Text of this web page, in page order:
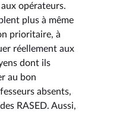
opérateurs.
plus à même
prioritaire, à
réellement aux
dont ils
au bon
absents,
RASED. Aussi,